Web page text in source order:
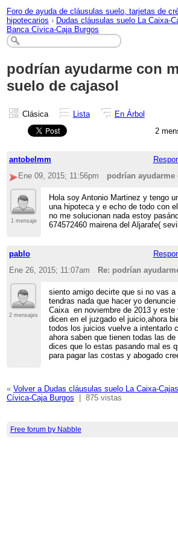
Foro de ayuda de cláusulas suelo, tarjetas de
hipotecarios › Dudas cláusulas suelo La Caixa-
Banca Cívica-Caja Burgos
podrían ayudarme con
suelo de cajasol
Clásica Lista
En Árbol
2
antobelmm
Ene 09, 2015; 11:56pm
podrían
1 mensaje
Hola soy Antonio Martinez y tengo
una hipoteca y e echo de todo con
no me solucionan nada estoy
674572460 mairena del Aljarafe(
pablo
Ene 26, 2015; 11:07am
Re: podrían
2 mensajes
siento amigo decirte que si no vas
tendras nada que hacer yo
Caixa en noviembre de 2013 y este
dicen en el juzgado el juicio,ahora
todos los juicios vuelve a intentarlo
ahora saben que tienen todas las de
dices que lo estas pasando mal es
para pagar las costas y abogado
« Volver a Dudas cláusulas suelo La Caixa-
Cívica-Caja Burgos
875 vistas
Free forum by Nabble